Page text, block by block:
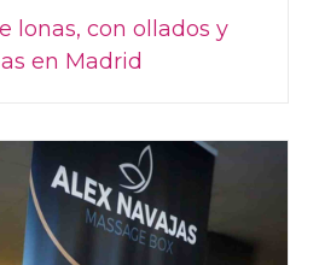
lonas, con ollados y
en Madrid